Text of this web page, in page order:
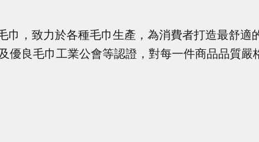
，致力於各種毛巾生產，為消費者打造最舒適
優良毛巾工業公會等認證，對每一件商品品質